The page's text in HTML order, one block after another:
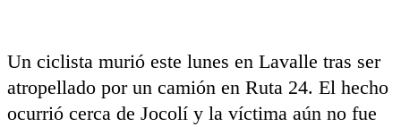
Un ciclista murió este lunes en Lavalle tras ser
atropellado por un camión en Ruta 24. El hecho
ocurrió cerca de Jocolí y la víctima aún no fue